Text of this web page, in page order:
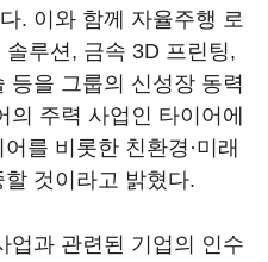
. 이와 함께 자율주행 로
루션, 금속 3D 프린팅,
등을 그룹의 신성장 동력
주력 사업인 타이어에
를 비롯한 친환경·미래
것이라고 밝혔다.
업과 관련된 기업의 인수